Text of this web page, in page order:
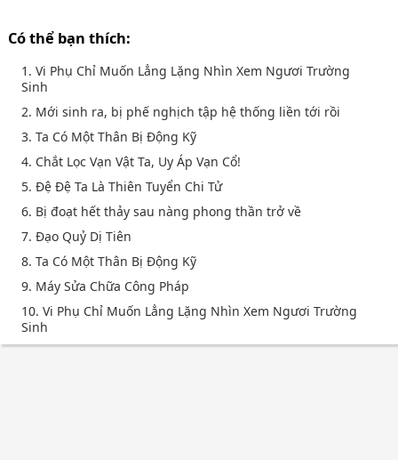
Có thể bạn thích:
1. Vi Phụ Chỉ Muốn Lẳng Lặng Nhìn Xem Ngươi Trường
Sinh
2. Mới sinh ra, bị phế nghịch tập hệ thống liền tới rồi
3. Ta Có Một Thân Bị Động Kỹ
4. Chắt Lọc Vạn Vật Ta, Uy Áp Vạn Cổ!
5. Đệ Đệ Ta Là Thiên Tuyển Chi Tử
6. Bị đoạt hết thảy sau nàng phong thần trở về
7. Đạo Quỷ Dị Tiên
8. Ta Có Một Thân Bị Động Kỹ
9. Máy Sửa Chữa Công Pháp
10. Vi Phụ Chỉ Muốn Lẳng Lặng Nhìn Xem Ngươi Trường
Sinh